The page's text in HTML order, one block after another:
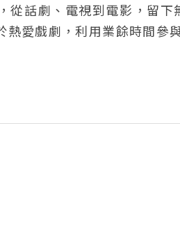
從話劇、電視到電影，留
愛戲劇，利用業餘時間參